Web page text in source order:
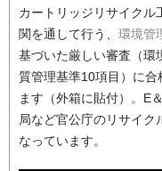
カートリッジリサイクル
関を通して行う、 環境管
基づいた厳しい審査（環
質管理基準10項目）に
ます（外箱に貼付）。E
局など官公庁のリサイク
なっています。